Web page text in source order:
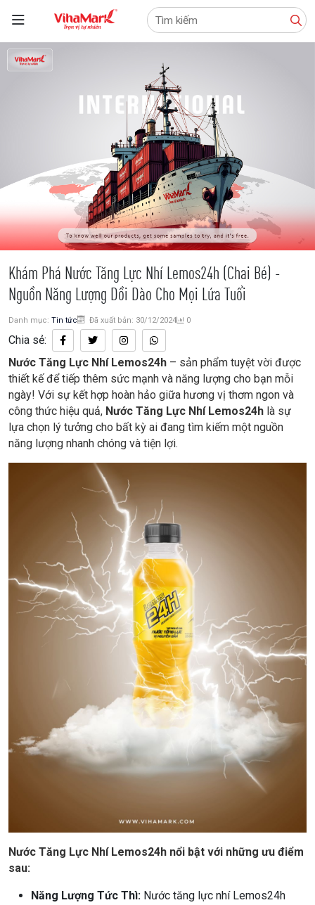
Tìm
kiếm:
Khám Phá Nước Tăng Lực Nhí Lemos24h (Chai Bé) -
Nguồn Năng Lượng Dồi Dào Cho Mọi Lứa Tuổi
Danh mục: Tin tức Đã xuất bản: 30/12/2024 0
Chia sẻ:
Nước Tăng Lực Nhí Lemos24h – sản phẩm tuyệt vời được
thiết kế để tiếp thêm sức mạnh và năng lượng cho bạn mỗi
ngày! Với sự kết hợp hoàn hảo giữa hương vị thơm ngon và
công thức hiệu quả, Nước Tăng Lực Nhí Lemos24h là sự
lựa chọn lý tưởng cho bất kỳ ai đang tìm kiếm một nguồn
năng lượng nhanh chóng và tiện lợi.
Nước Tăng Lực Nhí Lemos24h nổi bật với những ưu điểm
sau:
Năng Lượng Tức Thì: Nước tăng lực nhí Lemos24h